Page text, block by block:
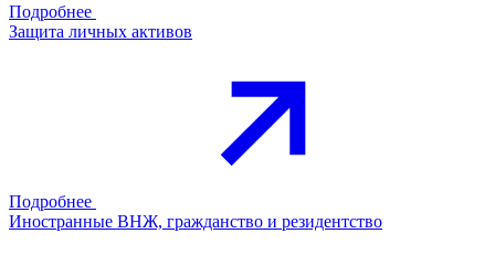
Подробнее
Защита личных активов
Подробнее
Иностранные ВНЖ, гражданство и резидентство